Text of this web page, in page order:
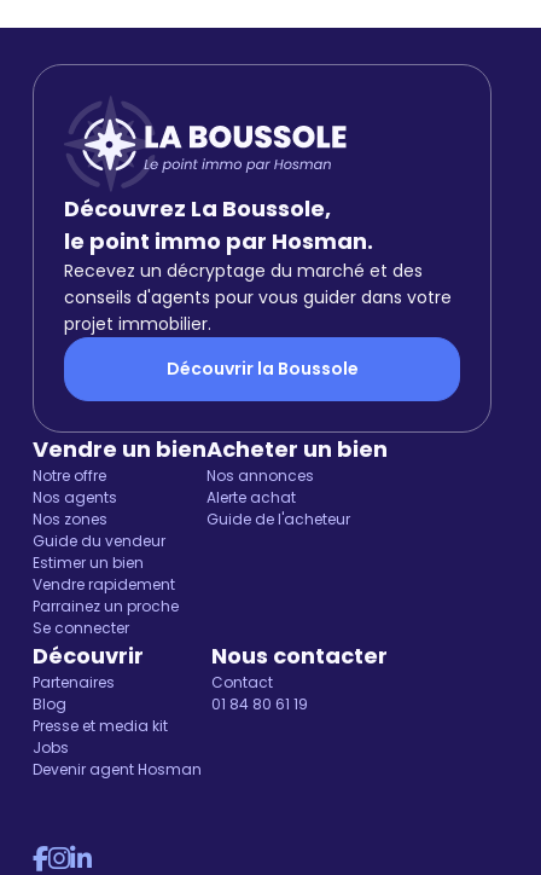
Découvrez La Boussole,
le point immo par Hosman.
Recevez un décryptage du marché et des
conseils d'agents pour vous guider dans votre
projet immobilier.
Découvrir la Boussole
Vendre un bien
Notre offre
Nos agents
Nos zones
Guide du vendeur
Estimer un bien
Vendre rapidement
Parrainez un proche
Se connecter
Acheter un bien
Nos annonces
Alerte achat
Guide de l'acheteur
Découvrir
Partenaires
Blog
Presse et media kit
Jobs
Devenir agent Hosman
Nous contacter
Contact
01 84 80 61 19